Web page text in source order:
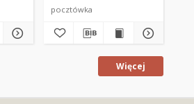
pocztówka
Więcej